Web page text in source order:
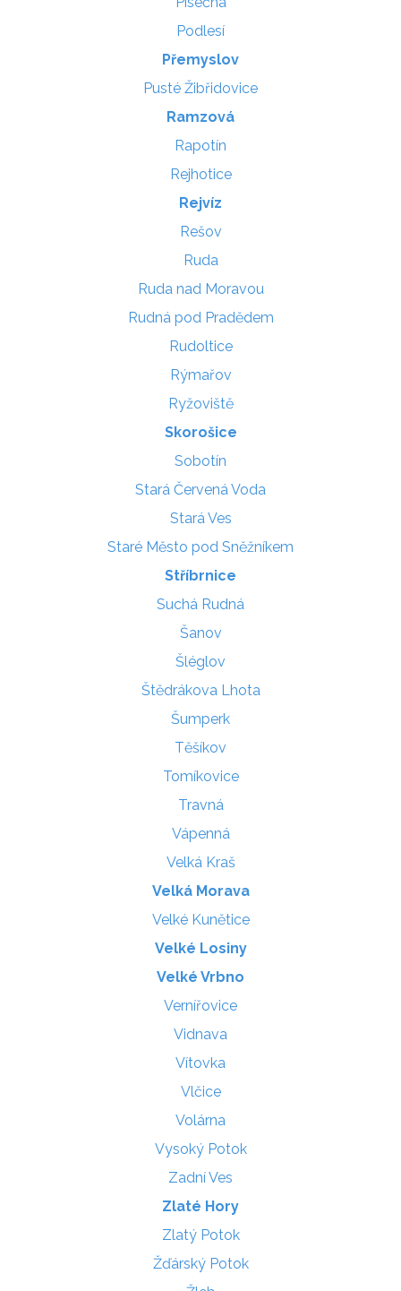
Podlesí
Přemyslov
Pusté Žibřidovice
Ramzová
Rapotín
Rejhotice
Rejvíz
Rešov
Ruda
Ruda nad Moravou
Rudná pod Pradědem
Rudoltice
Rýmařov
Ryžoviště
Skorošice
Sobotín
Stará Červená Voda
Stará Ves
Staré Město pod Sněžníkem
Stříbrnice
Suchá Rudná
Šanov
Šléglov
Štědrákova Lhota
Šumperk
Těšíkov
Tomíkovice
Travná
Vápenná
Velká Kraš
Velká Morava
Velké Kunětice
Velké Losiny
Velké Vrbno
Vernířovice
Vidnava
Vítovka
Vlčice
Volárna
Vysoký Potok
Zadní Ves
Zlaté Hory
Zlatý Potok
Žďárský Potok